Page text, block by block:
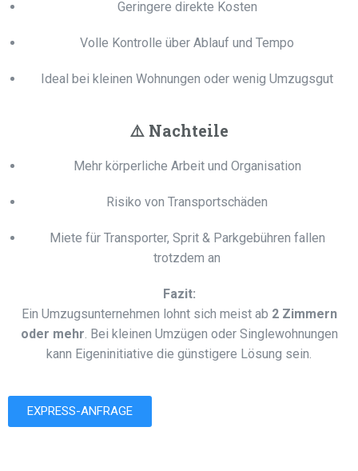
Geringere direkte Kosten
Volle Kontrolle über Ablauf und Tempo
Ideal bei kleinen Wohnungen oder wenig Umzugsgut
⚠️ Nachteile
Mehr körperliche Arbeit und Organisation
Risiko von Transportschäden
Miete für Transporter, Sprit & Parkgebühren fallen
trotzdem an
Fazit:
Ein Umzugsunternehmen lohnt sich meist ab 2 Zimmern
oder mehr. Bei kleinen Umzügen oder Singlewohnungen
kann Eigeninitiative die günstigere Lösung sein.
EXPRESS-ANFRAGE